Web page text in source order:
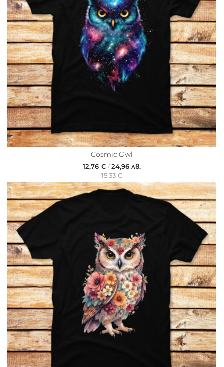
Cosmic Owl
12,76 € /24,96 лв.
15,33 €